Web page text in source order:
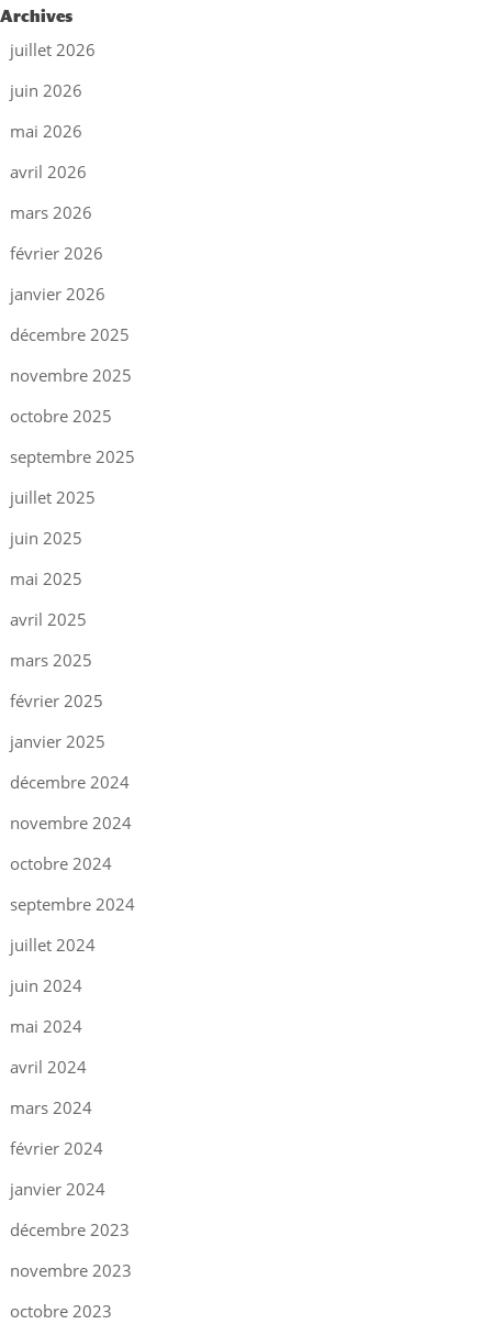
Archives
juillet 2026
juin 2026
mai 2026
avril 2026
mars 2026
février 2026
janvier 2026
décembre 2025
novembre 2025
octobre 2025
septembre 2025
juillet 2025
juin 2025
mai 2025
avril 2025
mars 2025
février 2025
janvier 2025
décembre 2024
novembre 2024
octobre 2024
septembre 2024
juillet 2024
juin 2024
mai 2024
avril 2024
mars 2024
février 2024
janvier 2024
décembre 2023
novembre 2023
octobre 2023